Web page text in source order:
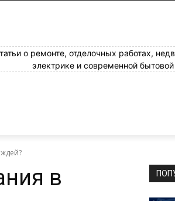
о ремонте, отделочных работах,
электрике и современной бытовой
в